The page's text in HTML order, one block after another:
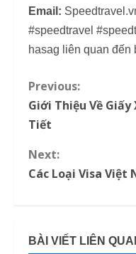
Email:
#speedtravel
hasag liên quan đến
C
o
n
t
n
Previous:
Giới Thiệu Về Giấy
Tiết
Next:
Các Loại Visa Việt
BÀI VIẾT LIÊN